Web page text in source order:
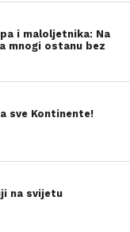
i maloljetnika: Na
mnogi ostanu bez
sve Kontinente!
na svijetu